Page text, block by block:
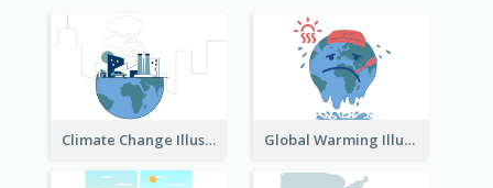
Climate Change Illustration Global Warming Illustration